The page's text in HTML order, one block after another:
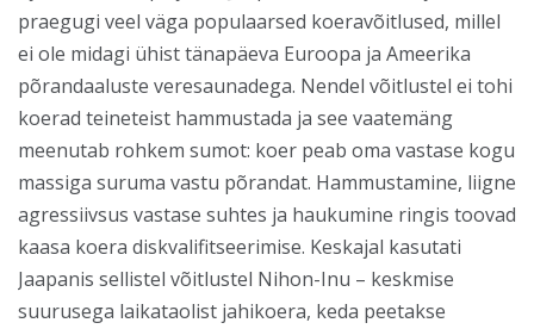
praegugi veel väga populaarsed koeravõitlused, millel
ei ole midagi ühist tänapäeva Euroopa ja Ameerika
põrandaaluste veresaunadega. Nendel võitlustel ei tohi
koerad teineteist hammustada ja see vaatemäng
meenutab rohkem sumot: koer peab oma vastase kogu
massiga suruma vastu põrandat. Hammustamine, liigne
agressiivsus vastase suhtes ja haukumine ringis toovad
kaasa koera diskvalifitseerimise. Keskajal kasutati
Jaapanis sellistel võitlustel Nihon-Inu – keskmise
suurusega laikataolist jahikoera, keda peetakse